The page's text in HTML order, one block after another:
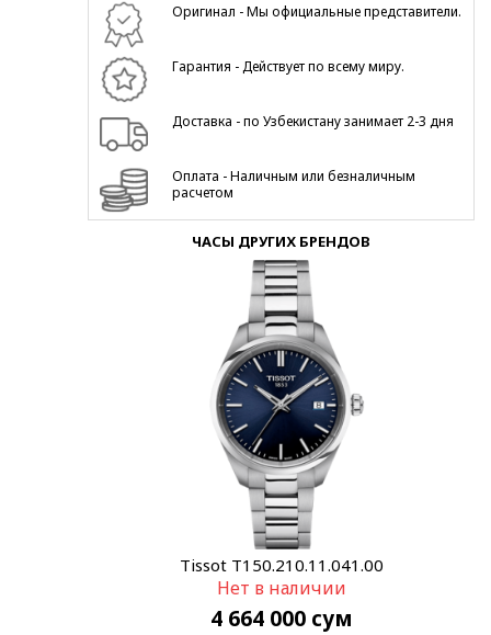
Оригинал - Мы официальные представители.
Гарантия - Действует по всему миру.
Доставка - по Узбекистану занимает 2-3 дня
Оплата - Наличным или безналичным
расчетом
ЧАСЫ ДРУГИХ БРЕНДОВ
Tissot T150.210.11.041.00
Нет в наличии
4 664 000 сум